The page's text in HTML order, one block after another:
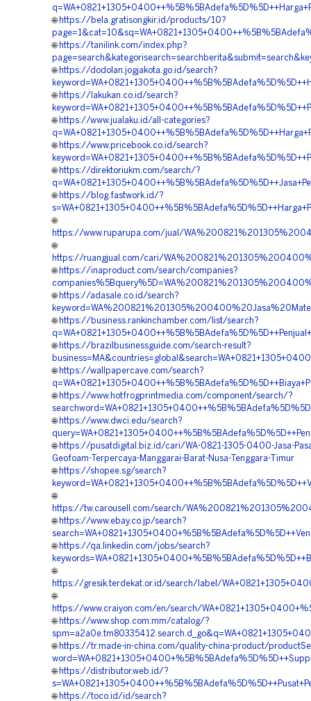
🌐 https://bela.gratisongkir.id/products/10?
🌐 https://tanilink.com/index.php?
🌐 https://dodolan.jogjakota.go.id/search?
🌐 https://lakukan.co.id/search?
🌐 https://www.jualaku.id/all-categories?
🌐 https://www.pricebook.co.id/search?
🌐 https://direktoriukm.com/search/?
🌐 https://blog.fastwork.id/?
🌐
https://www.ruparupa.com/jual/
🌐
https://ruangjual.com/cari/
🌐 https://inaproduct.com/search/companies?
🌐 https://adasale.co.id/search?
🌐 https://business.rankinchamber.com/list/search?
🌐 https://brazilbusinessguide.com/search-result?
🌐 https://wallpapercave.com/search?
🌐 https://www.hotfrogprintmedia.com/component/search/?
🌐 https://www.dwci.edu/search?
🌐 https://pusatdigital.biz.id/cari/WA-0821-1305-0400-Jasa-
Geofoam-Terpercaya-Manggarai-Barat-Nusa-Tenggara-Timur
🌐 https://shopee.sg/search?
🌐
https://tw.carousell.com/search/
🌐 https://www.ebay.co.jp/search?
🌐 https://qa.linkedin.com/jobs/search?
🌐
https://gresik.terdekat.or.id/search/label/
🌐
https://www.craiyon.com/en/search/
🌐 https://www.shop.com.mm/catalog/?
🌐 https://tr.made-in-china.com/quality-china-product/
🌐 https://distributor.web.id/?
🌐 https://toco.id/id/search?